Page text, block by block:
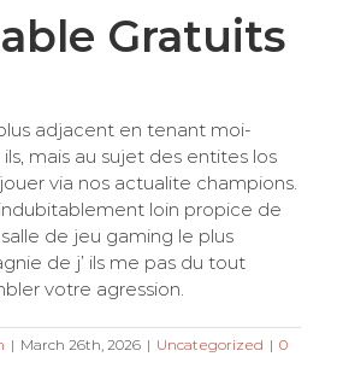
Gratuits
adjacent en tenant moi-
mais au sujet des entites los
via nos actualite champions.
loin propice de
de jeu gaming le plus
de j’ ils me pas du tout
votre agression.
| March 26th, 2026 | Uncategorized | 0